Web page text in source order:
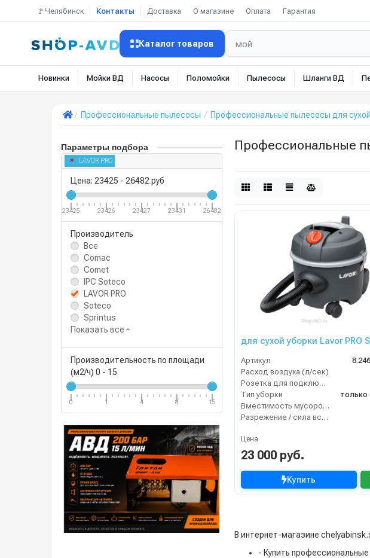
🚩Челябинск Контакты Доставка О магазине Оплата Гарантия
Каталог товаров
Новинки Мойки ВД Насосы Поломойки Пылесосы Шланги ВД
Профессиональные пылесосы Профессиональные пылесосы для
Параметры подбора
LAVOR PRO
Цена: 23425 - 26482 руб
23425 23426 23427 23431 26482
Производитель
Все
Comac
Comet
IPC Soteco
LAVOR PRO
Soteco
Sprintus
Показать все
Производительность по площади
(м2/ч) 0 - 15
0 1 4 8 15
Профессиональные
для сухой уборки Lavor PRO
Артикул
Расход воздуха (л/сек)
Розетка для подключения инструмента
Тип уборки
только
Вместимость мусоросборника (л)
Разрежение / сила всасывания (мбар)
Цена
23 000 руб.
Купить
В интернет-магазине
- Купить